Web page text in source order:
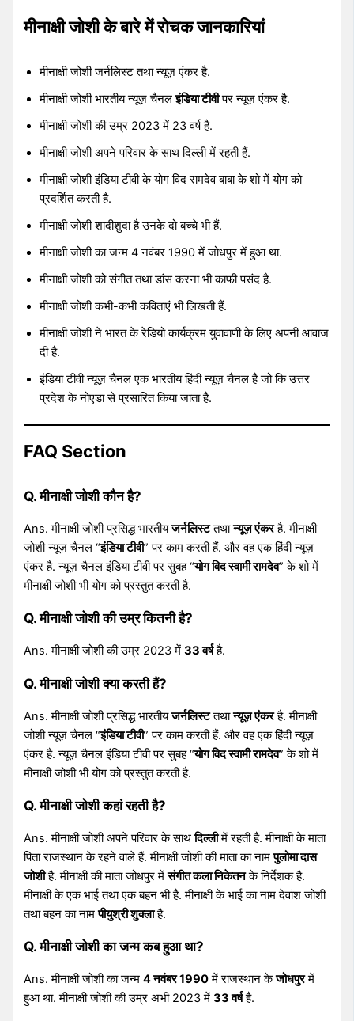
मीनाक्षी जोशी के बारे में रोचक जानकारियां
मीनाक्षी जोशी जर्नलिस्ट तथा न्यूज़ एंकर है.
मीनाक्षी जोशी भारतीय न्यूज़ चैनलइंडिया टीवीपर न्यूज़ एंकर है.
मीनाक्षी जोशी की उम्र 2023 में 23 वर्ष है.
मीनाक्षी जोशी अपने परिवार के साथ दिल्ली में रहती हैं.
मीनाक्षी जोशी इंडिया टीवी के योग विद रामदेव बाबा के शो में योग को
प्रदर्शित करती है.
मीनाक्षी जोशी शादीशुदा है उनके दो बच्चे भी हैं.
मीनाक्षी जोशी का जन्म 4 नवंबर 1990 में जोधपुर में हुआ था.
मीनाक्षी जोशी को संगीत तथा डांस करना भी काफी पसंद है.
मीनाक्षी जोशी कभी-कभी कविताएं भी लिखती हैं.
मीनाक्षी जोशी ने भारत के रेडियो कार्यक्रम युवावाणी के लिए अपनी आवाज
दी है.
इंडिया टीवी न्यूज़ चैनल एक भारतीय हिंदी न्यूज़ चैनल है जो कि उत्तर
प्रदेश के नोएडा से प्रसारित किया जाता है.
FAQ Section
Q. मीनाक्षी जोशी कौन है?
Ans. मीनाक्षी जोशी प्रसिद्ध भारतीयजर्नलिस्टतथान्यूज़ एंकरहै. मीनाक्षी
जोशी न्यूज़ चैनल “इंडिया टीवी” पर काम करती हैं. और वह एक हिंदी न्यूज़
एंकर है. न्यूज़ चैनल इंडिया टीवी पर सुबह “योग विद स्वामी रामदेव” के शो में
मीनाक्षी जोशी भी योग को प्रस्तुत करती है.
Q. मीनाक्षी जोशी की उम्र कितनी है?
Ans. मीनाक्षी जोशी की उम्र 2023 में33 वर्षहै.
Q. मीनाक्षी जोशी क्या करती हैं?
Ans. मीनाक्षी जोशी प्रसिद्ध भारतीयजर्नलिस्टतथान्यूज़ एंकरहै. मीनाक्षी
जोशी न्यूज़ चैनल “इंडिया टीवी” पर काम करती हैं. और वह एक हिंदी न्यूज़
एंकर है. न्यूज़ चैनल इंडिया टीवी पर सुबह “योग विद स्वामी रामदेव” के शो में
मीनाक्षी जोशी भी योग को प्रस्तुत करती है.
Q. मीनाक्षी जोशी कहां रहती है?
Ans. मीनाक्षी जोशी अपने परिवार के साथदिल्लीमें रहती है. मीनाक्षी के माता
पिता राजस्थान के रहने वाले हैं. मीनाक्षी जोशी की माता का नामपुलोमा दास
जोशीहै. मीनाक्षी की माता जोधपुर मेंसंगीत कला निकेतनके निर्देशक है.
मीनाक्षी के एक भाई तथा एक बहन भी है. मीनाक्षी के भाई का नाम देवांश जोशी
तथा बहन का नामपीयुश्री शुक्लाहै.
Q. मीनाक्षी जोशी का जन्म कब हुआ था?
Ans. मीनाक्षी जोशी का जन्म4 नवंबर 1990में राजस्थान केजोधपुरमें
हुआ था. मीनाक्षी जोशी की उम्र अभी 2023 में33 वर्षहै.